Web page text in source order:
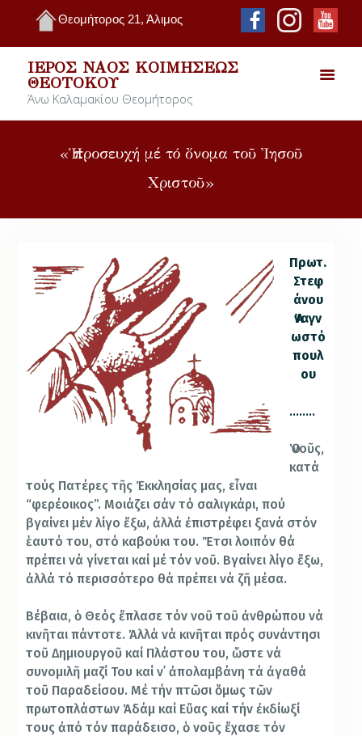
Θεομήτορος 21, Άλιμος
ΙΕΡΌΣ ΝΑΌΣ ΚΟΙΜΉΣΕΩΣ
ΘΕΟΤΌΚΟΥ
Άνω Καλαμακίου Θεομήτορος
«Ἡ προσευχή μέ τό ὄνομα τοῦ Ἰησοῦ
Χριστοῦ»
Πρωτ.
Στεφ
άνου
Ἀναγν
ωστό
πουλ
ου
……..
Ὁ νοῦς,
κατά
τούς Πατέρες τῆς Ἐκκλησίας μας, εἶναι
“φερέοικος”. Μοιάζει σάν τό σαλιγκάρι, πού
βγαίνει μέν λίγο ἔξω, ἀλλά ἐπιστρέφει ξανά στόν
ἑαυτό του, στό καβούκι του. Ἔτσι λοιπόν θά
πρέπει νά γίνεται καί μέ τόν νοῦ. Βγαίνει λίγο ἔξω,
ἀλλά τό περισσότερο θά πρέπει νά ζῆ μέσα.
Βέβαια, ὁ Θεός ἔπλασε τόν νοῦ τοῦ ἀνθρώπου νά
κινῆται πάντοτε. Ἀλλά νά κινῆται πρός συνάντησι
τοῦ Δημιουργοῦ καί Πλάστου του, ὥστε νά
συνομιλῆ μαζί Του καί ν᾿ ἀπολαμβάνη τά ἀγαθά
τοῦ Παραδείσου. Μέ τήν πτῶσι ὅμως τῶν
πρωτοπλάστων Ἀδάμ καί Εὔας καί τήν ἐκδίωξί
τους ἀπό τόν παράδεισο, ὁ νοῦς ἔχασε τόν